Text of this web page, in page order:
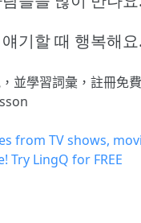
기할 때 행복해요.
並學習詞彙， 註冊免